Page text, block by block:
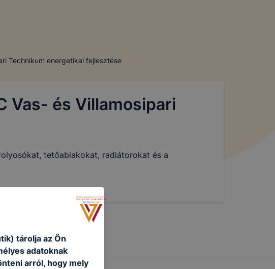
Technikum energetikai fejlesztése
Vas- és Villamosipari
tetőablakokat, radiátorokat és a
tárolja az Ön
adatoknak
arról, hogy mely